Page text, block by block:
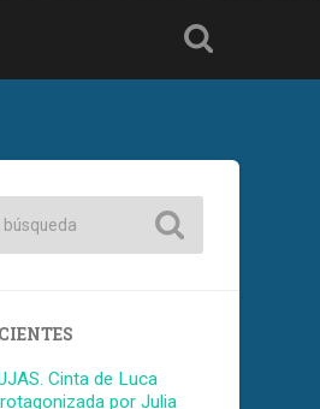
Cinta de Luca
por Julia